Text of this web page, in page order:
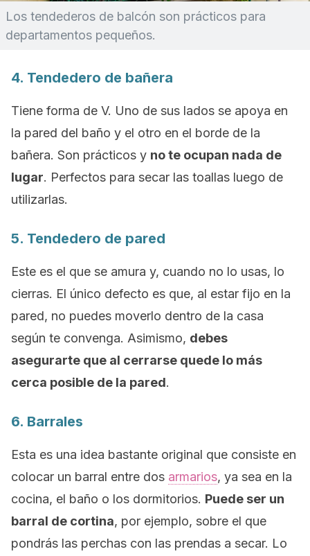
Los tendederos de balcón son prácticos para
departamentos pequeños.
4. Tendedero de bañera
Tiene forma de V. Uno de sus lados se apoya en
la pared del baño y el otro en el borde de la
bañera. Son prácticos y no te ocupan nada de
lugar. Perfectos para secar las toallas luego de
utilizarlas.
5. Tendedero de pared
Este es el que se amura y, cuando no lo usas, lo
cierras. El único defecto es que, al estar fijo en la
pared, no puedes moverlo dentro de la casa
según te convenga. Asimismo, debes
asegurarte que al cerrarse quede lo más
cerca posible de la pared.
6. Barrales
Esta es una idea bastante original que consiste en
colocar un barral entre dos armarios, ya sea en la
cocina, el baño o los dormitorios. Puede ser un
barral de cortina, por ejemplo, sobre el que
pondrás las perchas con las prendas a secar. Lo